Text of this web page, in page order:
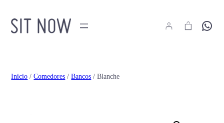
Hola
Inicio /Comedores /Bancos / Blanche